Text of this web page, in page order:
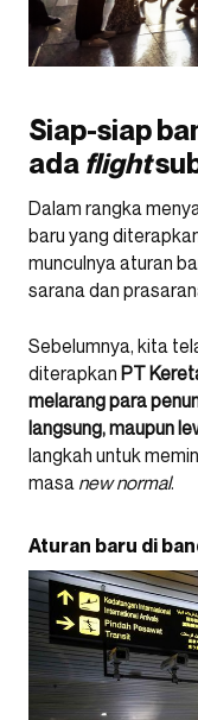
Siap-siap
ada flight
Dalam rangka
baru yang
munculnya aturan
sarana dan
Sebelumnya, kita
diterapkan PT
melarang para
langsung, maupun
langkah untuk
masa new normal.
Aturan baru di